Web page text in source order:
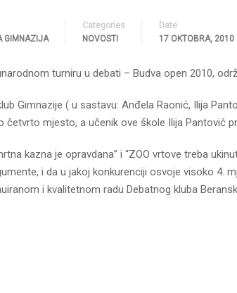
GIMNAZIJA
Categories
NOVOSTI
Date
17 OKTOBRA, 2010
turniru u debati – Budva open 2010,
Gimnazije ( u sastavu: Anđela Raonić, Ilija
četvrto mjesto, a učenik ove škole Ilija Pantović
kazna je opravdana” i “ZOO vrtove treba
i da u jakoj konkurenciji osvoje visoko 4.
i kvalitetnom radu Debatnog kluba